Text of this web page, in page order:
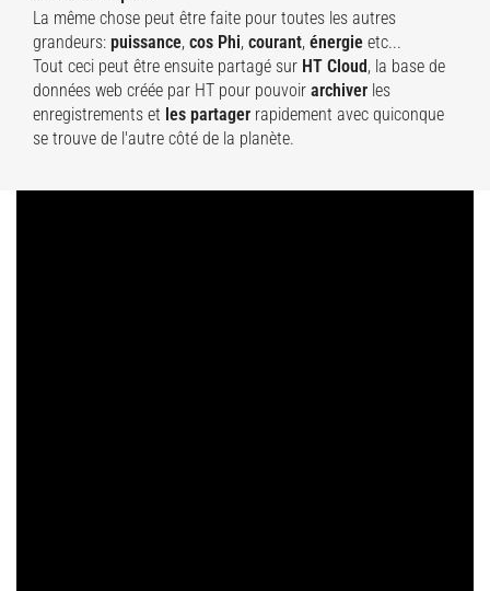
La même chose peut être faite pour toutes les autres
grandeurs: puissance, cos Phi, courant, énergie etc...
Tout ceci peut être ensuite partagé sur HT Cloud, la base de
données web créée par HT pour pouvoir archiver les
enregistrements et les partager rapidement avec quiconque
se trouve de l'autre côté de la planète.